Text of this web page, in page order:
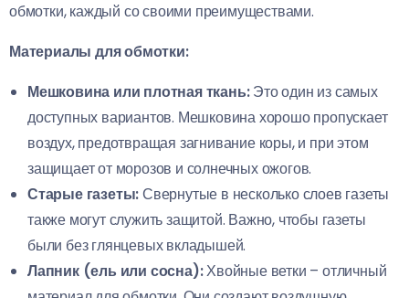
обмотки, каждый со своими преимуществами.
Материалы для обмотки:
Мешковина или плотная ткань:Это один из самых
доступных вариантов. Мешковина хорошо пропускает
воздух, предотвращая загнивание коры, и при этом
защищает от морозов и солнечных ожогов.
Старые газеты:Свернутые в несколько слоев газеты
также могут служить защитой. Важно, чтобы газеты
были без глянцевых вкладышей.
Лапник (ель или сосна):Хвойные ветки – отличный